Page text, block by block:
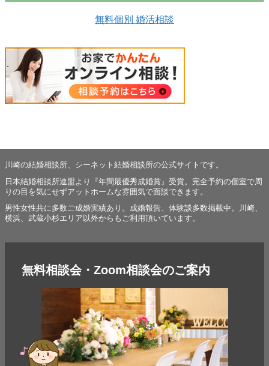
無料個別 婚活相談
川崎の結婚相談所、シーネット結婚相談所の公式サイトです。
日本結婚相談所連盟より『年間最優秀成婚賞』受賞。完全予約の個室で周
りの目を気にせずアットホームな雰囲気で面談できます。
男性女性共に多数ご成婚実績あり。成婚報告、体験談多数掲載中。川崎、
横浜、武蔵小杉エリア以外からもご利用頂いています。
無料相談会・Zoom相談会のご案内